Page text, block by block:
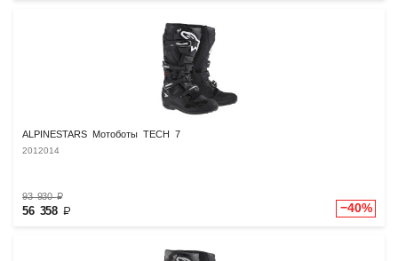
ALPINESTARS Мотоботы TECH 7
2012014
93 930₽
56 358 ₽ −40%